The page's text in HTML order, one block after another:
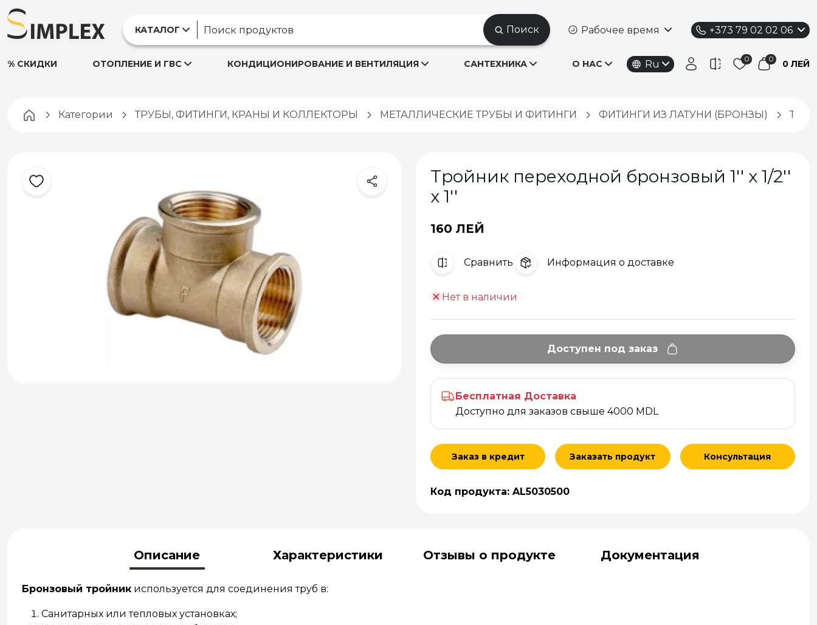
КАТАЛОГ Поиск Рабочее время +373 79 02 02 06
% СКИДКИ ОТОПЛЕНИЕ И ГВС КОНДИЦИОНИРОВАНИЕ И ВЕНТИЛЯЦИЯ САНТЕХНИКА О НАС Ru 0 ЛЕЙ
Pagina principală
Категории ТРУБЫ, ФИТИНГИ, КРАНЫ И КОЛЛЕКТОРЫ МЕТАЛЛИЧЕСКИЕ ТРУБЫ И ФИТИНГИ ФИТИНГИ ИЗ ЛАТУНИ (БРОНЗЫ)
Тройник переходной бронзовый 1'' x 1/2''
x 1''
160 ЛЕЙ
Cравнить Информация о доставке
Нет в наличии
Доступен под заказ
Бесплатная Доставка
Доступно для заказов свыше 4000 MDL
Заказ в кредит Заказать продукт Консультация
Код продукта: AL5030500
Описание Характеристики Отзывы о продукте Документация
Бронзовый тройник используется для соединения труб в:
Cанитарных или тепловых установках;